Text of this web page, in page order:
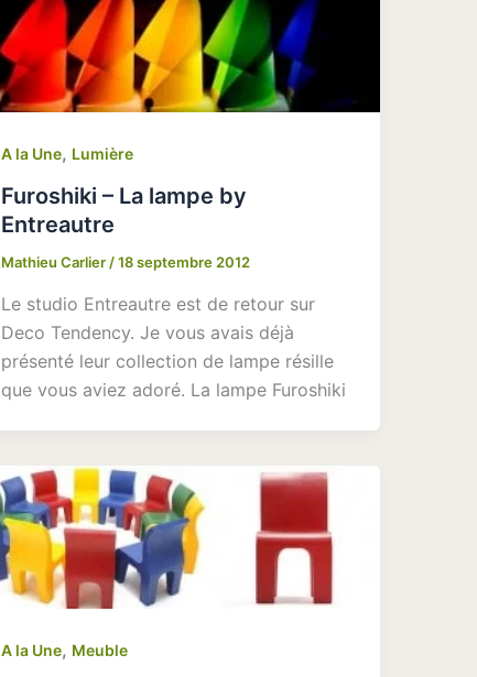
A la Une, Lumière
Furoshiki – La lampe by
Entreautre
Mathieu Carlier /18 septembre 2012
Le studio Entreautre est de retour sur
Deco Tendency. Je vous avais déjà
présenté leur collection de lampe résille
que vous aviez adoré. La lampe Furoshiki
A la Une, Meuble